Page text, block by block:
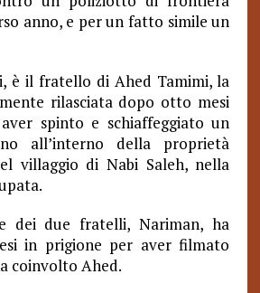
anno, e per un fatto simile un
è il fratello di Ahed Tamimi, la
rilasciata dopo otto mesi
spinto e schiaffeggiato un
all’interno della proprietà
villaggio di Nabi Saleh, nella
dei due fratelli, Nariman, ha
in prigione per aver filmato
coinvolto Ahed.